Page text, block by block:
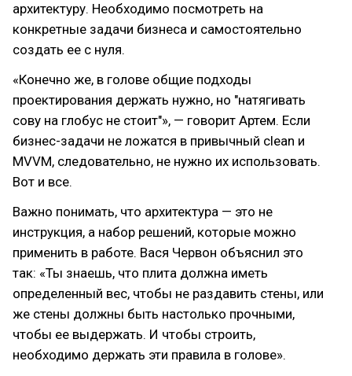
архитектуру. Необходимо посмотреть на
конкретные задачи бизнеса и самостоятельно
создать ее с нуля.
«Конечно же, в голове общие подходы
проектирования держать нужно, но "натягивать
сову на глобус не стоит"», — говорит Артем. Если
бизнес-задачи не ложатся в привычный clean и
MVVM, следовательно, не нужно их использовать.
Вот и все.
Важно понимать, что архитектура — это не
инструкция, а набор решений, которые можно
применить в работе. Вася Червон объяснил это
так: «Ты знаешь, что плита должна иметь
определенный вес, чтобы не раздавить стены, или
же стены должны быть настолько прочными,
чтобы ее выдержать. И чтобы строить,
необходимо держать эти правила в голове».